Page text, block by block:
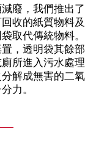
廢，我們推出了
收的紙質物料及
取代傳統物料。
，透明袋其餘部
所進入污水處理
解成無害的二氧
力。